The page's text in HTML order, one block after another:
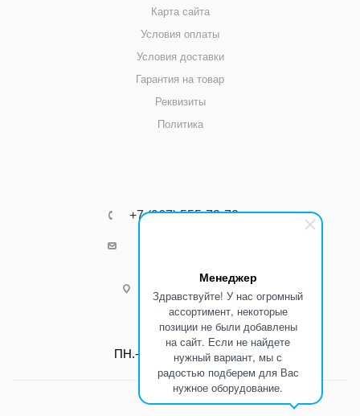
Менеджер
Здравствуйте! У нас огромный
ассортимент, некоторые
позиции не были добавлены
на сайт. Если не найдете
нужный вариант, мы с
радостью подберем для Вас
нужное оборудование.
Карта сайта
Условия оплаты
Условия доставки
Гарантия на товар
Реквизиты
Политика
+7 (967) 555-73-72
г.Ростов-на-Дону
Режим работы:
ПН.-ПТ.: С 8:00 до 17:00